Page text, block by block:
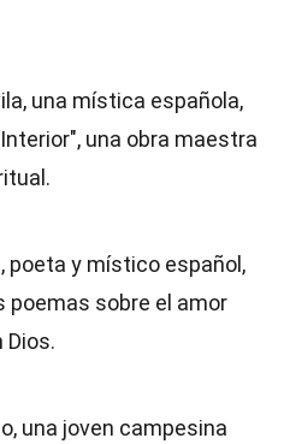
una mística española,
una obra maestra
poeta y místico español,
poemas sobre el amor
Dios.
una joven campesina